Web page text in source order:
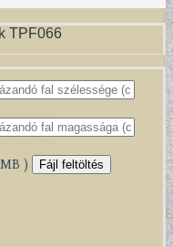
TPF066
)
Fájl feltöltés